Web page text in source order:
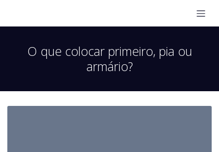
O que colocar primeiro, pia ou
armário?